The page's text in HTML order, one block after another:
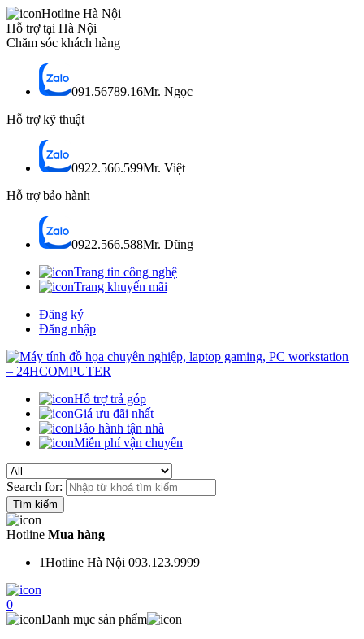
Hotline Hà Nội
Hỗ trợ tại Hà Nội
Chăm sóc khách hàng
091.56789.16Mr. Ngọc
Hỗ trợ kỹ thuật
0922.566.599Mr. Việt
Hỗ trợ bảo hành
0922.566.588Mr. Dũng
Trang tin công nghệ
Trang khuyến mãi
Đăng ký
Đăng nhập
Hỗ trợ trả góp
Giá ưu đãi nhất
Bảo hành tận nhà
Miễn phí vận chuyển
Search for:
Hotline Mua hàng
1Hotline Hà Nội 093.123.9999
0
Danh mục sản phẩm